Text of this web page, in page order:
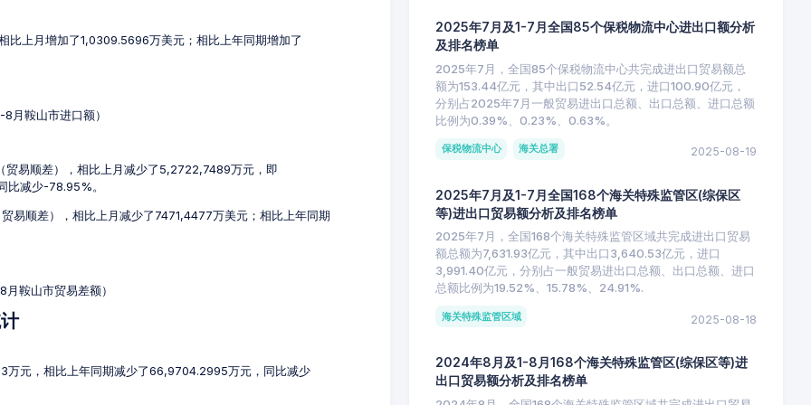
上月增加了1,0309.5696万美元；相比上年同期增加了
月鞍山市进口额）
易顺差），相比上月减少了5,2722,7489万元，即
比减少-78.95%。
易顺差），相比上月减少了7471,4477万美元；相比上年同期
鞍山市贸易差额）
元，相比上年同期减少了66,9704.2995万元，同比减少
2025年7月及1-7月全国85个保税物流中心进出口额分析
及排名榜单
2025年7月，全国85个保税物流中心共完成进出口贸易额总
额为153.44亿元，其中出口52.54亿元，进口100.90亿元，
分别占2025年7月一般贸易进出口总额、出口总额、进口总额
比例为0.39%、0.23%、0.63%。
保税物流中心 海关总署 2025-08-19
2025年7月及1-7月全国168个海关特殊监管区(综保区
等)进出口贸易额分析及排名榜单
2025年7月，全国168个海关特殊监管区域共完成进出口贸易
额总额为7,631.93亿元，其中出口3,640.53亿元，进口
3,991.40亿元，分别占一般贸易进出口总额、出口总额、进口
总额比例为19.52%、15.78%、24.91%.
海关特殊监管区域 2025-08-18
2024年8月及1-8月168个海关特殊监管区(综保区等)进
出口贸易额分析及排名榜单